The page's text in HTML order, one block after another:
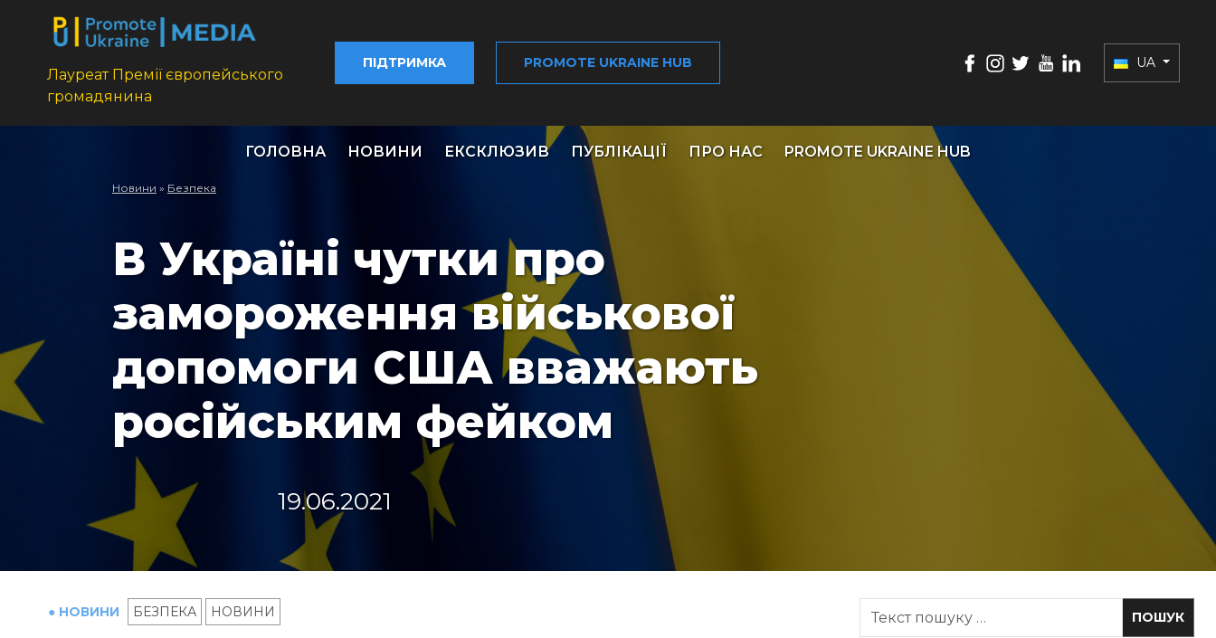
Лауреат Премії європейського
громадянина
ПІДТРИМКА PROMOTE UKRAINE HUB UA
ГОЛОВНА НОВИНИ ЕКСКЛЮЗИВ ПУБЛІКАЦІЇ ПРО НАС PROMOTE UKRAINE HUB
Новини » Безпека
В Україні чутки про
замороження військової
допомоги США вважають
російським фейком
19.06.2021
● НОВИНИ БЕЗПЕКА НОВИНИ